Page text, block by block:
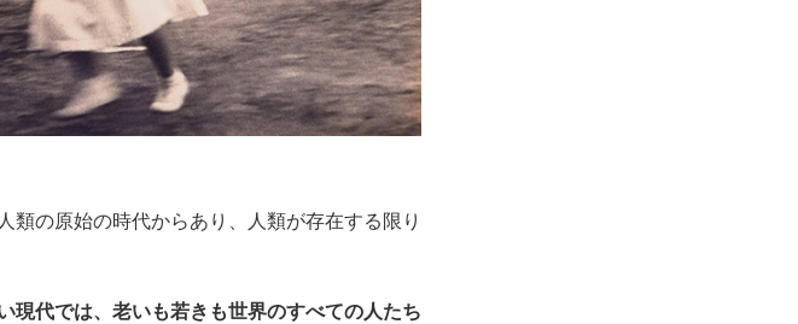
類の原始の時代からあり、人類が存在する限り
現代では、老いも若きも世界のすべての人たち